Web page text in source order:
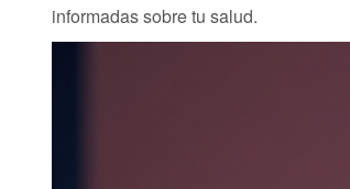
informadas sobre tu salud.